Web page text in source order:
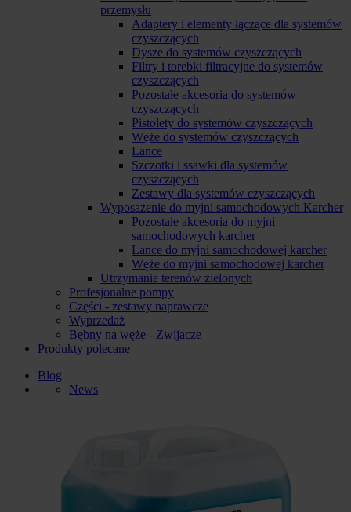
przemysłu
Adaptery i elementy łączące dla systemów
czyszczących
Dysze do systemów czyszczących
Filtry i torebki filtracyjne do systemów
czyszczących
Pozostałe akcesoria do systemów
czyszczących
Pistolety do systemów czyszczących
Węże do systemów czyszczących
Lance
Szczotki i ssawki dla systemów
czyszczących
Zestawy dla systemów czyszczących
Wyposażenie do myjni samochodowych Karcher
Pozostałe akcesoria do myjni
samochodowych karcher
Lance do myjni samochodowej karcher
Węże do myjni samochodowej karcher
Utrzymanie terenów zielonych
Profesjonalne pompy
Części - zestawy naprawcze
Wyprzedaż
Bębny na węże - Zwijacze
Produkty polecane
Blog
News